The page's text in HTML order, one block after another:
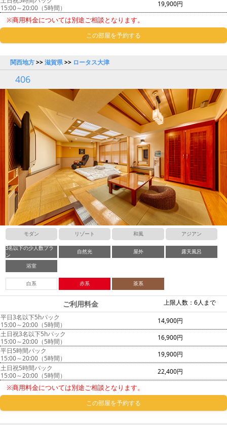
15:00～20:00（5時間）
19,900円
※商用料金については別途ご相談となります。
この部屋を予約する
関西地方>>滋賀県>> ロータス大津
406
モダン リゾート 和風 アジアン
3名以下の少人数プラ
ン
自然光 屋外 露天風呂
浴室
白系 赤系 茶系
上限人数：6人まで
ご利用料金
平日3名以下5hパック
15:00～20:00（5時間）
14,900円
土日祝3名以下5hパック
15:00～20:00（5時間）
16,900円
平日5時間パック
15:00～20:00（5時間）
19,900円
土日祝5時間パック
15:00～20:00（5時間）
22,400円
※商用料金については別途ご相談となります。
この部屋を予約する